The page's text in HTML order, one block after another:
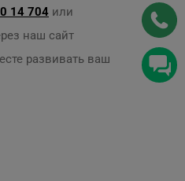
14 704 или
наш сайт
развивать ваш